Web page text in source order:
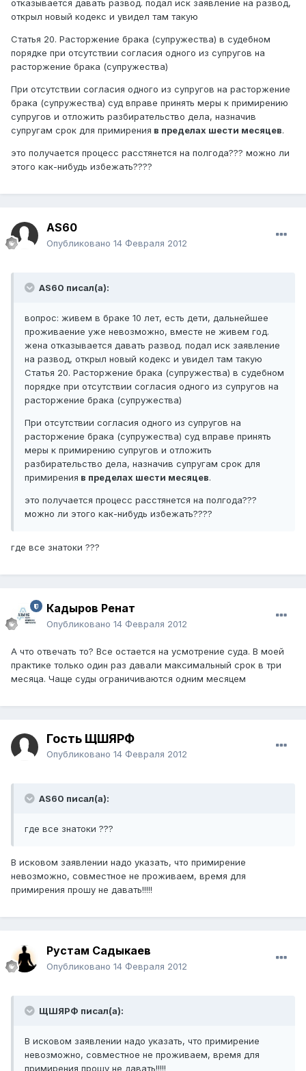
отказывается давать развод. подал иск заявление на развод,
открыл новый кодекс и увидел там такую
Статья 20. Расторжение брака (супружества) в судебном
порядке при отсутствии согласия одного из супругов на
расторжение брака (супружества)
При отсутствии согласия одного из супругов на расторжение
брака (супружества) суд вправе принять меры к примирению
супругов и отложить разбирательство дела, назначив
супругам срок для примирения в пределах шести месяцев.
это получается процесс расстянется на полгода??? можно ли
этого как-нибудь избежать????
AS60
Опубликовано 14 Февраля 2012
AS60 писал(а):
вопрос: живем в браке 10 лет, есть дети, дальнейшее
проживаение уже невозможно, вместе не живем год.
жена отказывается давать развод. подал иск заявление
на развод, открыл новый кодекс и увидел там такую
Статья 20. Расторжение брака (супружества) в судебном
порядке при отсутствии согласия одного из супругов на
расторжение брака (супружества)
При отсутствии согласия одного из супругов на
расторжение брака (супружества) суд вправе принять
меры к примирению супругов и отложить
разбирательство дела, назначив супругам срок для
примирения в пределах шести месяцев.
это получается процесс расстянется на полгода???
можно ли этого как-нибудь избежать????
где все знатоки ???
Кадыров Ренат
Опубликовано 14 Февраля 2012
А что отвечать то? Все остается на усмотрение суда. В моей
практике только один раз давали максимальный срок в три
месяца. Чаще суды ограничиваются одним месяцем
Гость ЩШЯРФ
Опубликовано 14 Февраля 2012
AS60 писал(а):
где все знатоки ???
В исковом заявлении надо указать, что примирение
невозможно, совместное не проживаем, время для
примирения прошу не давать!!!!!
Рустам Садыкаев
Опубликовано 14 Февраля 2012
ЩШЯРФ писал(а):
В исковом заявлении надо указать, что примирение
невозможно, совместное не проживаем, время для
примирения прошу не давать!!!!!